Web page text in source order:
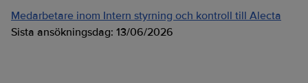
Medarbetare inom Intern styrning och kontroll till Alecta
Sista ansökningsdag: 13/06/2026